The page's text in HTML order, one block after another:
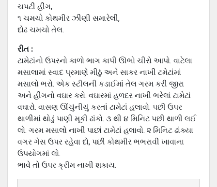
ચપટી હીંગ,
૧ ચમચો કોથમીર ઝીણી સમારેલી,
દોઢ ચમચો તેલ.
રીત :
ટામેટાંનો ઉપરનો કાળો ભાગ કાપી ઊભો ચીરો આપો. વાટેલા
મસાલામાં સ્વાદ પ્રમાણે મીઠું અને સાકર નાખી ટમેટાંમાં
મસાલો ભરો. એક સ્ટીલની કડાઈમાં તેલ ગરમ કરી જીરા
અને હીંગનો વઘાર કરો. વઘારમાં હળદર નાખી ભરેલાં ટામેટાં
વઘારો. વાસણ ઊંચુંનીચું કરતાં ટામેટાં હલાવો. પછી ઉપર
થાળીમાં થોડું પાણી મૂકી ઢાંકો. ૩ થી ૪ મિનિટ પછી થાળી લઈ
લો. ગરમ મસાલો નાખી પાછાં ટામેટાં હલાવો. ૨ મિનિટ ઢાંક્યા
વગર ગેસ ઉપર રહેવા દો, પછી કોથમીર ભભરાવી ખાવાના
ઉપયોગમાં લો.
ભાવે તો ઉપર ક્રીમ નાખી શકાય.